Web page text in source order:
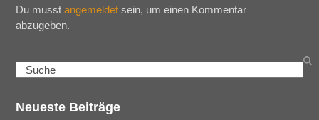
Du musstangemeldet sein, um einen Kommentar
abzugeben.
Search
Neueste Beiträge